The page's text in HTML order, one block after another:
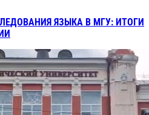
ЯЗЫКА В МГУ: ИТОГИ